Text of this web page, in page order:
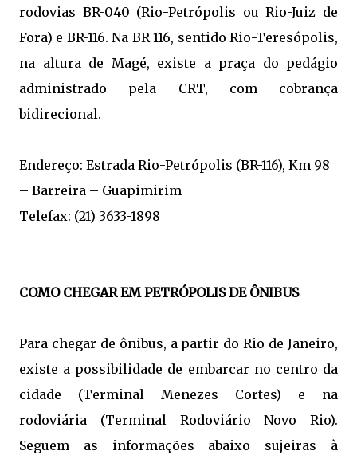
rodovias BR-040 (Rio-Petrópolis ou Rio-Juiz de
Fora) e BR-116. Na BR 116, sentido Rio-Teresópolis,
na altura de Magé, existe a praça do pedágio
administrado pela CRT, com cobrança
bidirecional.
Endereço: Estrada Rio-Petrópolis (BR-116), Km 98
– Barreira – Guapimirim
Telefax: (21) 3633-1898
COMO CHEGAR EM PETRÓPOLIS DE ÔNIBUS
Para chegar de ônibus, a partir do Rio de Janeiro,
existe a possibilidade de embarcar no centro da
cidade (Terminal Menezes Cortes) e na
rodoviária (Terminal Rodoviário Novo Rio).
Seguem as informações abaixo sujeiras à